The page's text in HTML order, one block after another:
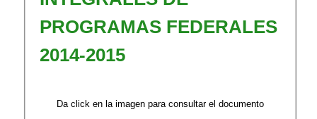
PROGRAMAS FEDERALES
2014-2015
Da click en la imagen para consultar el documento